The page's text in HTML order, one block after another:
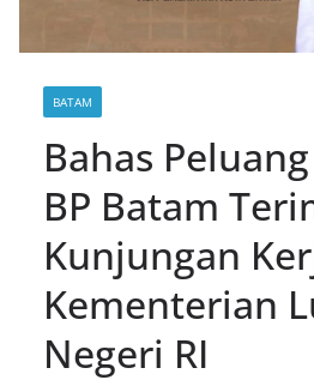
BATAM
Bahas
BP Batam
Kunjungan
Kementerian
Negeri RI